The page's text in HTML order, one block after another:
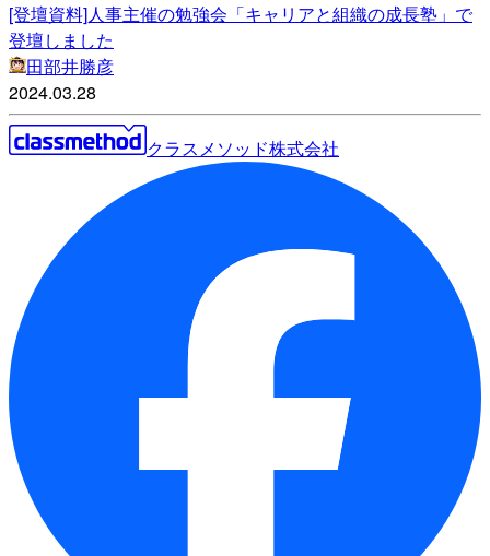
[登壇資料]人事主催の勉強会「キャリアと組織の成長塾」で
登壇しました
田部井勝彦
2024.03.28
クラスメソッド株式会社